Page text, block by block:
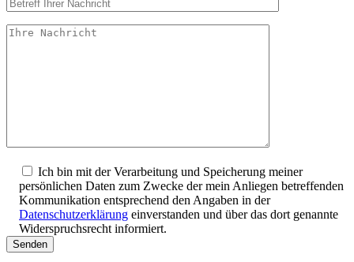
Ich bin mit der Verarbeitung und Speicherung meiner
persönlichen Daten zum Zwecke der mein Anliegen betreffenden
Kommunikation entsprechend den Angaben in der
Datenschutzerklärung einverstanden und über das dort genannte
Widerspruchsrecht informiert.